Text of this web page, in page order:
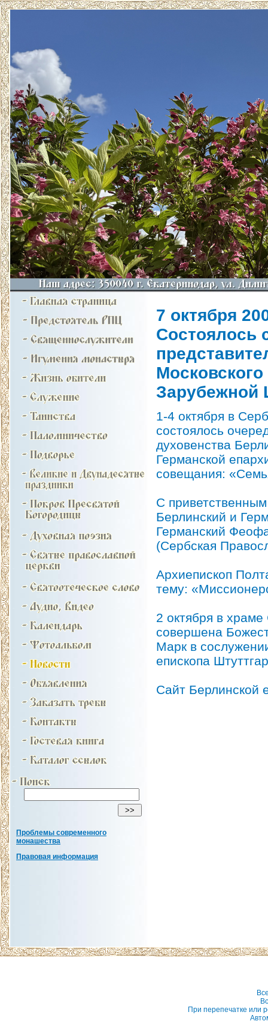
Проблемы современного
монашества
Правовая информация
7 октября
Состоялось
Зарубежной
1-4 октября в
состоялось
духовенства
Германской
совещания:
С
Берлинский и
Германский
(Сербская
Архиепископ
тему:
2 октября в
совершена
Марк в
епископа
Сайт Берлинской
При перепечатке или